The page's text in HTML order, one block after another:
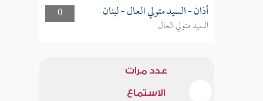
0
أذان - السيد متولي العال - لبنان
السيد متولي العال
عدد مرات
الاستماع